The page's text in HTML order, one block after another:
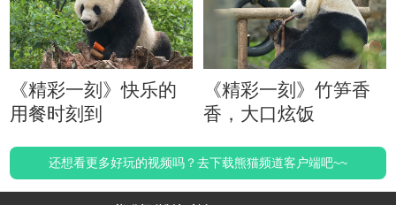
《精彩一刻》快乐的
用餐时刻到
《精彩一刻》竹笋香
香，大口炫饭
还想看更多好玩的视频吗？去下载熊猫频道客户端吧~~